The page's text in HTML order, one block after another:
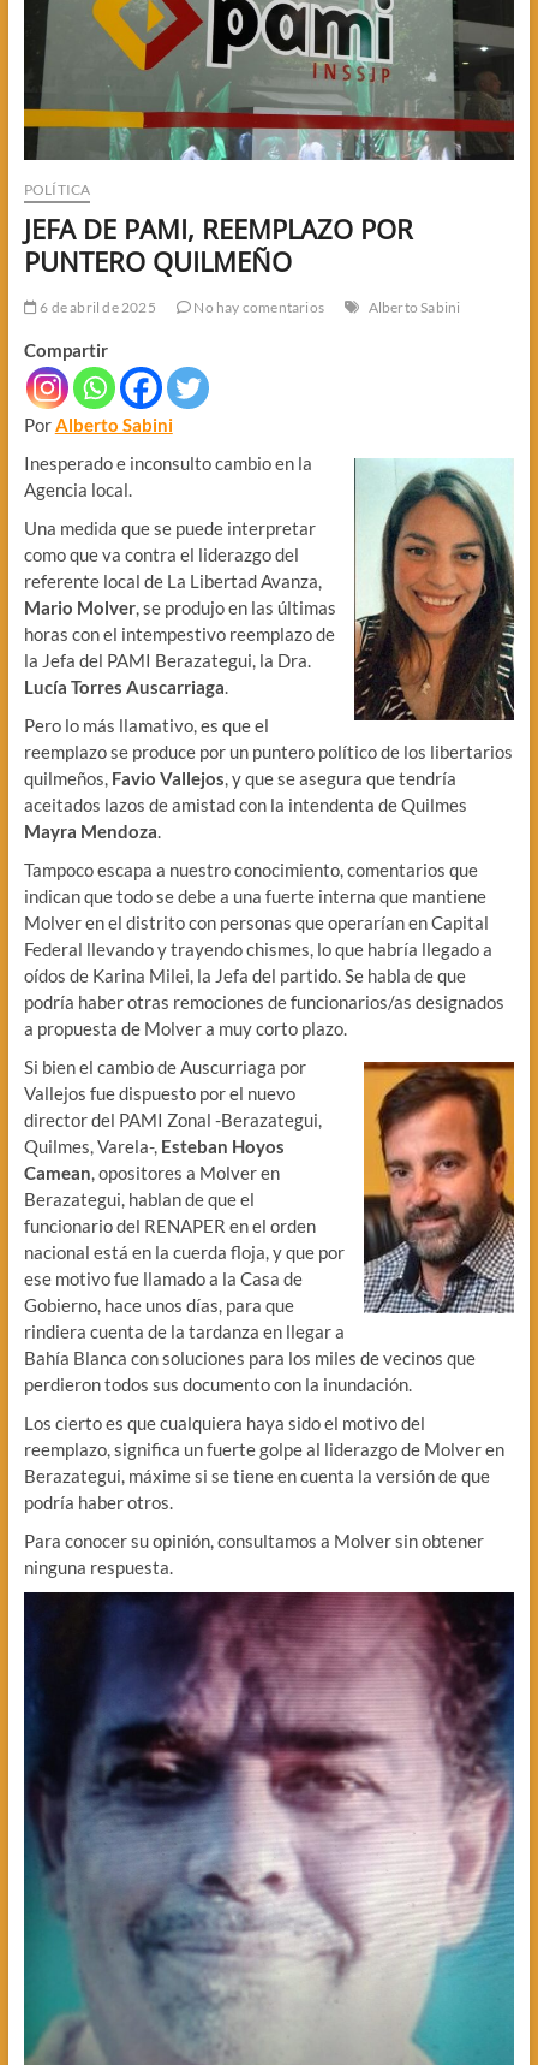
POLÍTICA
JEFA DE PAMI, REEMPLAZO POR
PUNTERO QUILMEÑO
6 de abril de 2025 No hay comentarios Alberto Sabini
Compartir
PorAlberto Sabini
Inesperado e inconsulto cambio en la
Agencia local.
Una medida que se puede interpretar
como que va contra el liderazgo del
referente local de La Libertad Avanza,
Mario Molver, se produjo en las últimas
horas con el intempestivo reemplazo de
la Jefa del PAMI Berazategui, la Dra.
Lucía Torres Auscarriaga.
Pero lo más llamativo, es que el
reemplazo se produce por un puntero político de los libertarios
quilmeños, Favio Vallejos, y que se asegura que tendría
aceitados lazos de amistad con la intendenta de Quilmes
Mayra Mendoza.
Tampoco escapa a nuestro conocimiento, comentarios que
indican que todo se debe a una fuerte interna que mantiene
Molver en el distrito con personas que operarían en Capital
Federal llevando y trayendo chismes, lo que habría llegado a
oídos de Karina Milei, la Jefa del partido. Se habla de que
podría haber otras remociones de funcionarios/as designados
a propuesta de Molver a muy corto plazo.
Si bien el cambio de Auscurriaga por
Vallejos fue dispuesto por el nuevo
director del PAMI Zonal -Berazategui,
Quilmes, Varela-, Esteban Hoyos
Camean, opositores a Molver en
Berazategui, hablan de que el
funcionario del RENAPER en el orden
nacional está en la cuerda floja, y que por
ese motivo fue llamado a la Casa de
Gobierno, hace unos días, para que
rindiera cuenta de la tardanza en llegar a
Bahía Blanca con soluciones para los miles de vecinos que
perdieron todos sus documento con la inundación.
Los cierto es que cualquiera haya sido el motivo del
reemplazo, significa un fuerte golpe al liderazgo de Molver en
Berazategui, máxime si se tiene en cuenta la versión de que
podría haber otros.
Para conocer su opinión, consultamos a Molver sin obtener
ninguna respuesta.